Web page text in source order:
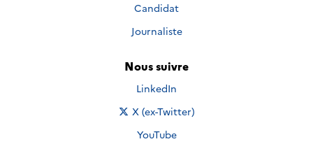
Candidat
Journaliste
Nous suivre
Nous suivre sur
LinkedIn
Nous suivre sur
X (ex-Twitter)
Nous suivre sur
YouTube